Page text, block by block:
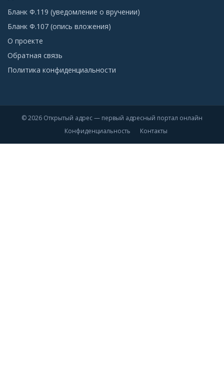
Бланк Ф.119 (уведомление о вручении)
Бланк Ф.107 (опись вложения)
О проекте
Обратная связь
Политика конфиденциальности
© 2026 Открытый адрес — первый адресный портал онлайн
Конфиденциальность
Контакты